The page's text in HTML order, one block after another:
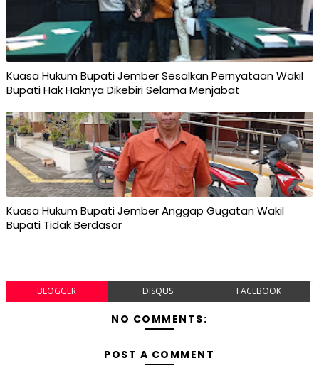
Kuasa Hukum Bupati Jember Sesalkan Pernyataan Wakil
Bupati Hak Haknya Dikebiri Selama Menjabat
Kuasa Hukum Bupati Jember Anggap Gugatan Wakil
Bupati Tidak Berdasar
BLOGGER DISQUS FACEBOOK
NO COMMENTS:
POST A COMMENT